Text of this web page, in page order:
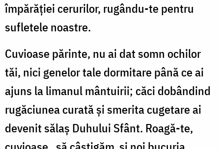
împărăţiei cerurilor, rugându-te pentru
sufletele noastre.
Cuvioase părinte, nu ai dat somn ochilor
tăi, nici genelor tale dormitare până ce ai
ajuns la limanul mântuirii; căci dobândind
rugăciunea curată şi smerita cugetare ai
devenit sălaş Duhului Sfânt. Roagă-te,